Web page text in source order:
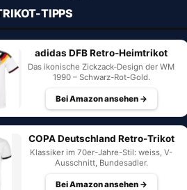
TIPPS
adidas DFB Retro-Heimtrikot
Das ikonische Zickzack-Design der WM
1990 – Schwarz-Rot-Gold.
Bei Amazon ansehen →
COPA Deutschland Retro-Trikot
Klassiker im 70er-Jahre-Stil: weiss, V-
Ausschnitt, Bundesadler.
Bei Amazon ansehen →